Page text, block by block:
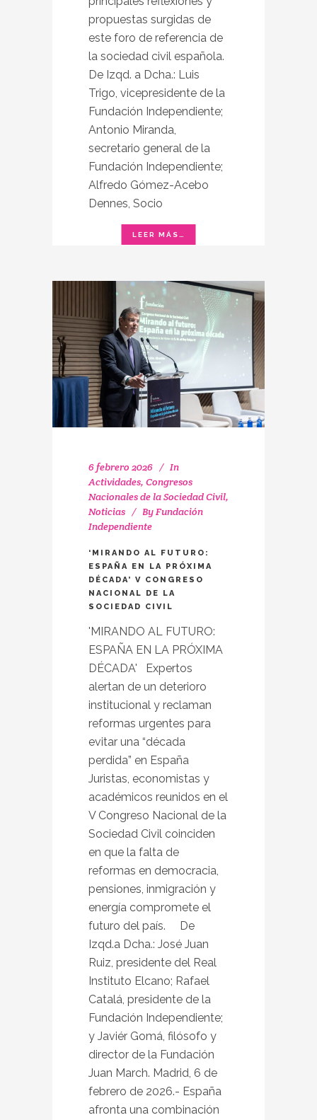
propuestas surgidas de
este foro de referencia de
la sociedad civil española.
De Izqd. a Dcha.: Luis
Trigo, vicepresidente de la
Fundación Independiente;
Antonio Miranda,
secretario general de la
Fundación Independiente;
Alfredo Gómez-Acebo
Dennes, Socio
6 febrero 2026
In
Actividades, Congresos
Nacionales de la Sociedad Civil,
Noticias
ByFundación
Independiente
‘MIRANDO AL FUTURO:
ESPAÑA EN LA PRÓXIMA
DÉCADA’ V CONGRESO
NACIONAL DE LA
SOCIEDAD CIVIL
'MIRANDO AL FUTURO:
ESPAÑA EN LA PRÓXIMA
DÉCADA' Expertos
alertan de un deterioro
institucional y reclaman
reformas urgentes para
evitar una “década
perdida” en España
Juristas, economistas y
académicos reunidos en el
V Congreso Nacional de la
Sociedad Civil coinciden
en que la falta de
reformas en democracia,
pensiones, inmigración y
energía compromete el
futuro del país. De
Izqd.a Dcha.: José Juan
Ruiz, presidente del Real
Instituto Elcano; Rafael
Catalá, presidente de la
Fundación Independiente;
y Javiér Gomá, filósofo y
director de la Fundación
Juan March. Madrid, 6 de
febrero de 2026.- España
afronta una combinación